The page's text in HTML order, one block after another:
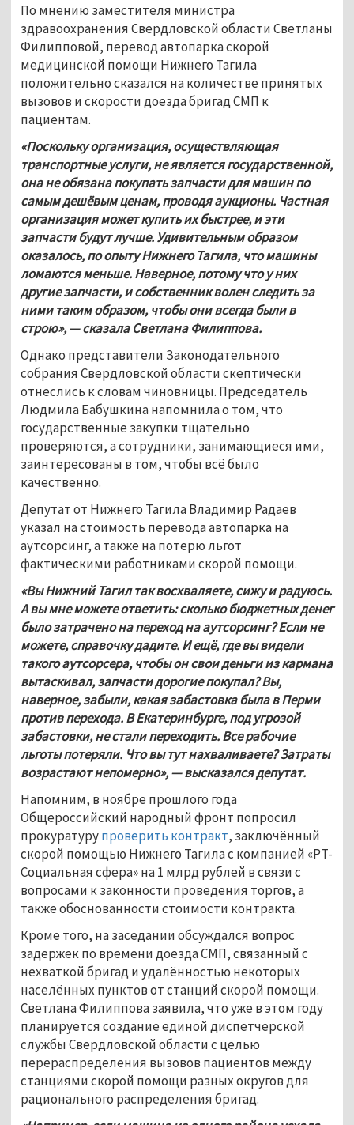
По мнению заместителя министра
здравоохранения Свердловской области Светланы
Филипповой, перевод автопарка скорой
медицинской помощи Нижнего Тагила
положительно сказался на количестве принятых
вызовов и скорости доезда бригад СМП к
пациентам.
«Поскольку организация, осуществляющая
транспортные услуги, не является государственной,
она не обязана покупать запчасти для машин по
самым дешёвым ценам, проводя аукционы. Частная
организация может купить их быстрее, и эти
запчасти будут лучше. Удивительным образом
оказалось, по опыту Нижнего Тагила, что машины
ломаются меньше. Наверное, потому что у них
другие запчасти, и собственник волен следить за
ними таким образом, чтобы они всегда были в
строю», — сказала Светлана Филиппова.
Однако представители Законодательного
собрания Свердловской области скептически
отнеслись к словам чиновницы. Председатель
Людмила Бабушкина напомнила о том, что
государственные закупки тщательно
проверяются, а сотрудники, занимающиеся ими,
заинтересованы в том, чтобы всё было
качественно.
Депутат от Нижнего Тагила Владимир Радаев
указал на стоимость перевода автопарка на
аутсорсинг, а также на потерю льгот
фактическими работниками скорой помощи.
«Вы Нижний Тагил так восхваляете, сижу и радуюсь.
А вы мне можете ответить: сколько бюджетных денег
было затрачено на переход на аутсорсинг? Если не
можете, справочку дадите. И ещё, где вы видели
такого аутсорсера, чтобы он свои деньги из кармана
вытаскивал, запчасти дорогие покупал? Вы,
наверное, забыли, какая забастовка была в Перми
против перехода. В Екатеринбурге, под угрозой
забастовки, не стали переходить. Все рабочие
льготы потеряли. Что вы тут нахваливаете? Затраты
возрастают непомерно», — высказался депутат.
Напомним, в ноябре прошлого года
Общероссийский народный фронт попросил
прокуратуру проверить контракт, заключённый
скорой помощью Нижнего Тагила с компанией «РТ-
Социальная сфера» на 1 млрд рублей в связи с
вопросами к законности проведения торгов, а
также обоснованности стоимости контракта.
Кроме того, на заседании обсуждался вопрос
задержек по времени доезда СМП, связанный с
нехваткой бригад и удалённостью некоторых
населённых пунктов от станций скорой помощи.
Светлана Филиппова заявила, что уже в этом году
планируется создание единой диспетчерской
службы Свердловской области с целью
перераспределения вызовов пациентов между
станциями скорой помощи разных округов для
рационального распределения бригад.